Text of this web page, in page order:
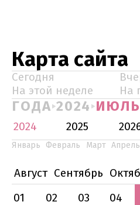
Карта сайта
Сегодня
На этой неделе
На
ГОДА 2024 ИЮЛЬ
2024 2025
Январь Февраль Март Апрель
Август Сентябрь
01
02 03 04